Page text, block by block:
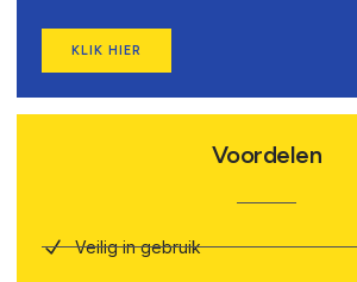
KLIK HIER
Voordelen
Veilig in gebruik